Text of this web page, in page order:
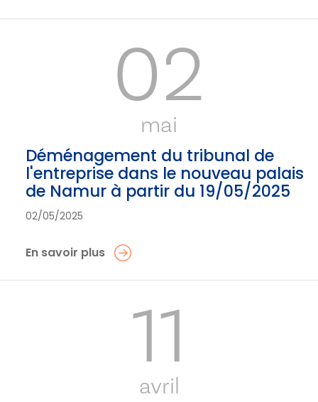
02
mai
Déménagement du tribunal de
l'entreprise dans le nouveau palais
de Namur à partir du 19/05/2025
02/05/2025
En savoir plus
11
avril